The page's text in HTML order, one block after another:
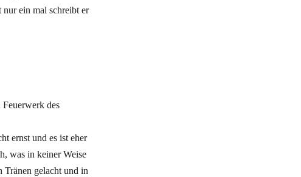
ein mal schreibt er
des
ernst und es ist eher
was in keiner Weise
Tränen gelacht und in